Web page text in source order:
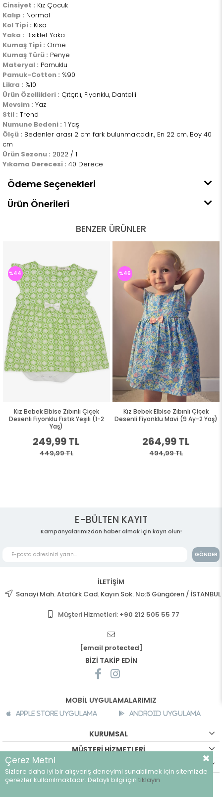
Cinsiyet : Kız Çocuk
Kalıp : Normal
Kol Tipi : Kısa
Yaka : Bisiklet Yaka
Kumaş Tipi : Örme
Kumaş Türü : Penye
Materyal : Pamuklu
Pamuk-Cotton : %90
Likra : %10
Ürün Özellikleri : Çıtçıtlı, Fiyonklu, Dantelli
Mevsim : Yaz
Stil : Trend
Numune Bedeni : 1 Yaş
Ölçü : Bedenler arası 2 cm fark bulunmaktadır., En 22 cm, Boy 40
cm
Ürün Sezonu : 2022 / 1
Yıkama Derecesi : 40 Derece
Ödeme Seçenekleri
Ürün Önerileri
BENZER ÜRÜNLER
Kız Bebek Elbise Zıbınlı Çiçek
Desenli Fiyonklu Fıstık Yeşili (1-2
Yaş)
249,99 TL
449,99 TL
%44
Kız Bebek Elbise Zıbınlı Çiçek
Desenli Fiyonklu Mavi (9 Ay-2 Yaş)
264,99 TL
494,99 TL
%46
E-BÜLTEN KAYIT
Kampanyalarımızdan haber almak için kayıt olun!
GÖNDER
İLETİŞİM
Sanayi Mah. Atatürk Cad. Kayın Sok. No:5 Güngören / İSTANBUL
Müşteri Hizmetleri: +90 212 505 55 77
[email protected]
BİZİ TAKİP EDİN
MOBİL UYGULAMALARIMIZ
Apple Store Uygulama Android Uygulama
KURUMSAL
MÜŞTERİ HİZMETLERİ
©breeze.com.tr - Tüm hakları saklıdır.
Çerez Metni
Sizlere daha iyi bir alışveriş deneyimi sunabilmek için sitemizde
çerezler kullanılmaktadır. Detaylı bilgi için tıklayın